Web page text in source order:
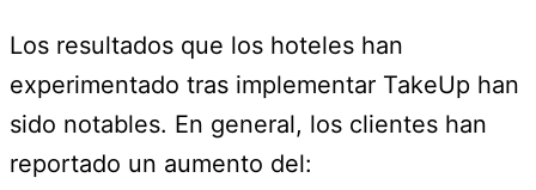
Los resultados que los hoteles han
experimentado tras implementar TakeUp han
sido notables. En general, los clientes han
reportado un aumento del: